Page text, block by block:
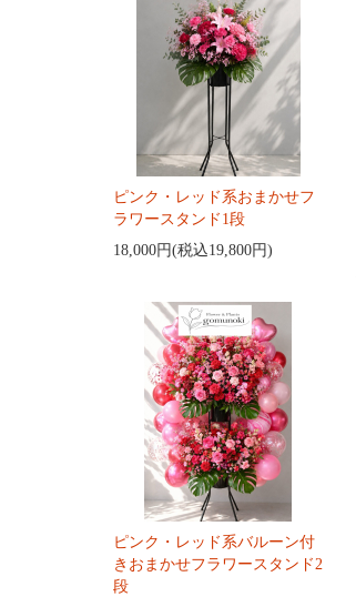
ピンク・レッド系おまかせフ
ラワースタンド1段
18,000円(税込19,800円)
ピンク・レッド系バルーン付
きおまかせフラワースタンド2
段